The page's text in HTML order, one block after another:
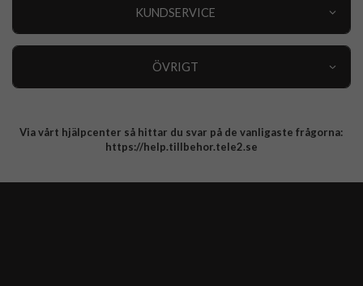
KUNDSERVICE
ÖVRIGT
Integritetspolicy
Via vårt hjälpcenter så hittar du svar på de vanligaste frågorna:
https://help.tillbehor.tele2.se